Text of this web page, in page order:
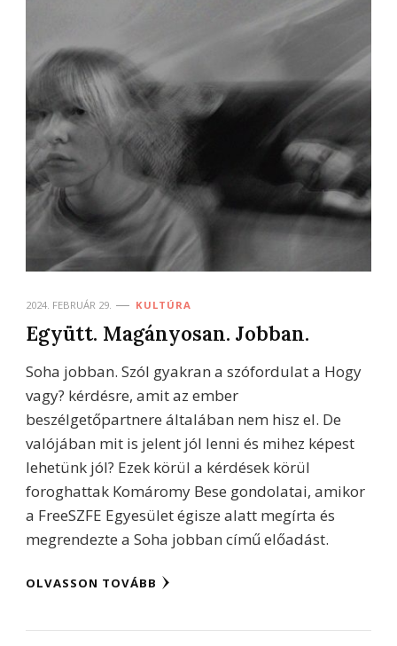
2024. FEBRUÁR 29. KULTÚRA
Együtt. Magányosan. Jobban.
Soha jobban. Szól gyakran a szófordulat a Hogy
vagy? kérdésre, amit az ember
beszélgetőpartnere általában nem hisz el. De
valójában mit is jelent jól lenni és mihez képest
lehetünk jól? Ezek körül a kérdések körül
foroghattak Komáromy Bese gondolatai, amikor
a FreeSZFE Egyesület égisze alatt megírta és
megrendezte a Soha jobban című előadást.
OLVASSON TOVÁBB